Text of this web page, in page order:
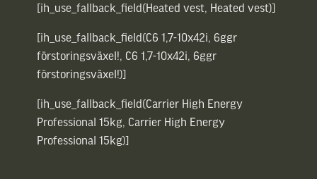
[ih_use_fallback_field(Heated vest, Heated vest)]
[ih_use_fallback_field(C6 1,7-10x42i, 6ggr
förstoringsväxel!, C6 1,7-10x42i, 6ggr
förstoringsväxel!)]
[ih_use_fallback_field(Carrier High Energy
Professional 15kg, Carrier High Energy
Professional 15kg)]